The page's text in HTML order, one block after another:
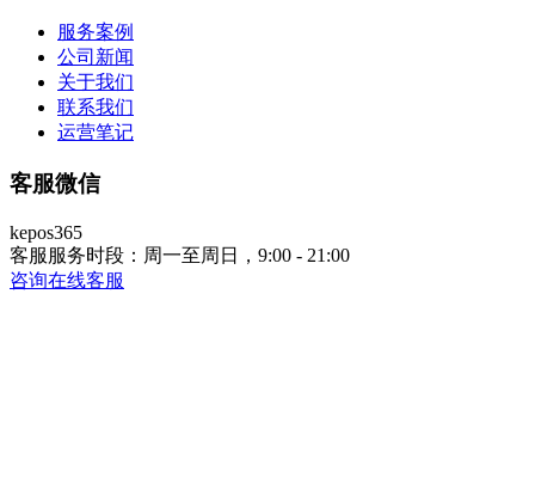
服务案例
公司新闻
关于我们
联系我们
运营笔记
客服微信
kepos365
客服服务时段：周一至周日，9:00 - 21:00
咨询在线客服